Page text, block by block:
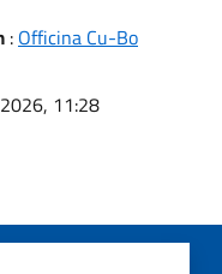
: Officina Cu-Bo
11:28